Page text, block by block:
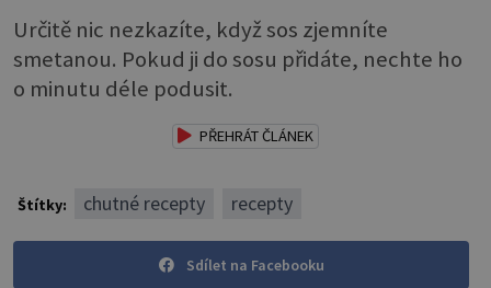
Určitě nic nezkazíte, když sos zjemníte
smetanou. Pokud ji do sosu přidáte, nechte ho
o minutu déle podusit.
PŘEHRÁT ČLÁNEK
Štítky: chutné recepty recepty
Sdílet na Facebooku